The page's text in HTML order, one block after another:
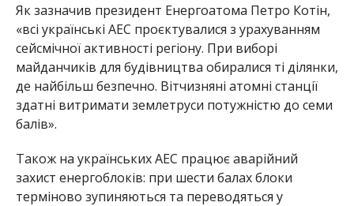
Як зазначив президент Енергоатома Петро Котін,
«всі українські АЕС проєктувалися з урахуванням
сейсмічної активності регіону. При виборі
майданчиків для будівництва обиралися ті ділянки,
де найбільш безпечно. Вітчизняні атомні станції
здатні витримати землетруси потужністю до семи
балів».
Також на українських АЕС працює аварійний
захист енергоблоків: при шести балах блоки
терміново зупиняються та переводяться у